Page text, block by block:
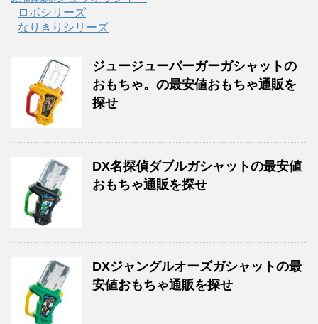
ロボシリーズ
なりきりシリーズ
ジュージューバーガーガシャットの
おもちゃ。の最安値おもちゃ通販を
探せ
DX名探偵ダブルガシャットの最安値
おもちゃ通販を探せ
DXジャングルオーズガシャットの最
安値おもちゃ通販を探せ